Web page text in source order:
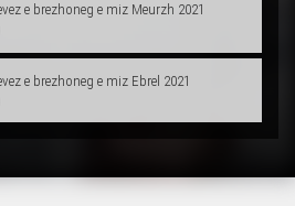
e brezhoneg e miz Meurzh 2021
e brezhoneg e miz Ebrel 2021